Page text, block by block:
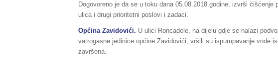
Dogovoreno je da se u toku dana 05.08.2018.godine, izvrši čišćenje
ulica i drugi prioritetni poslovi i zadaci.
Općina Zavidovići. U ulici Roncadele, na dijelu gdje se nalazi
vatrogasne jedinice općine Zavidovići, vršili su ispumpavanje vode
završena.